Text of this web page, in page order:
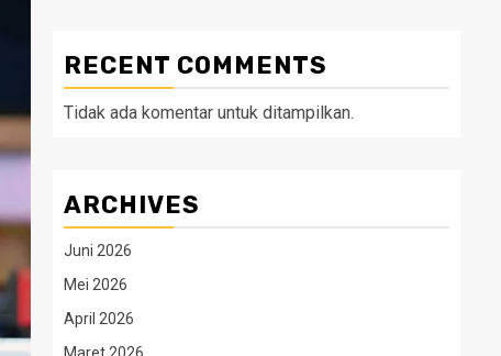
RECENT COMMENTS
Tidak ada komentar untuk ditampilkan.
ARCHIVES
Juni 2026
Mei 2026
April 2026